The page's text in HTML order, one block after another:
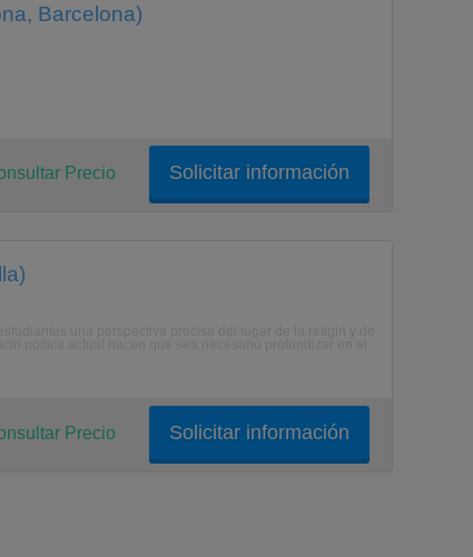
Barcelona)
Solicitar información
Precio
Solicitar información
Precio